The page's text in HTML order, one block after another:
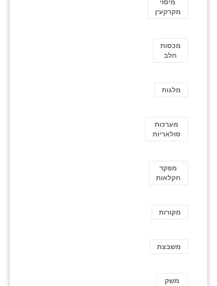
מיסוי
מקרקעין
מכסות
חלב
מלגות
מערכות
סולאריות
מפקד
חקלאות
מקורות
משבצת
משק